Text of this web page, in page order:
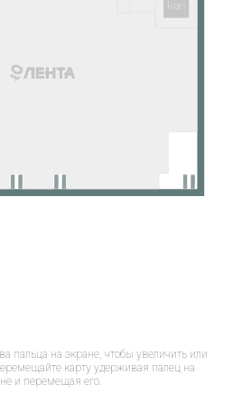
пальца на экране, чтобы увеличить или
карту удерживая палец на
и перемещая его.